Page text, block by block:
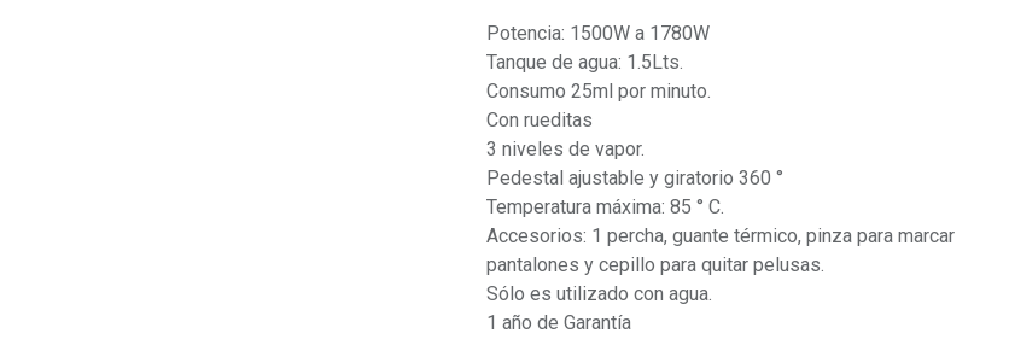
Potencia: 1500W a 1780W
Tanque de agua: 1.5Lts.
Consumo 25ml por minuto.
Con rueditas
3 niveles de vapor.
Pedestal ajustable y giratorio 360 °
Temperatura máxima: 85 ° C.
Accesorios: 1 percha, guante térmico, pinza para marcar
pantalones y cepillo para quitar pelusas.
Sólo es utilizado con agua.
1 año de Garantía